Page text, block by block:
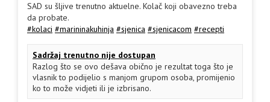
SAD su šljive trenutno aktuelne. Kolač koji obavezno treba
da probate.
#kolaci #marininakuhinja #sjenica #sjenicacom #recepti
Sadržaj trenutno nije dostupan
Razlog što se ovo dešava obično je rezultat toga što je
vlasnik to podijelio s manjom grupom osoba, promijenio
ko to može vidjeti ili je izbrisano.